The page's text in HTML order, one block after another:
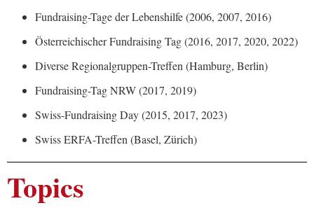
Fundraising-Tage der Lebenshilfe (2006, 2007, 2016)
Österreichischer Fundraising Tag (2016, 2017, 2020, 2022)
Diverse Regionalgruppen-Treffen (Hamburg, Berlin)
Fundraising-Tag NRW (2017, 2019)
Swiss-Fundraising Day (2015, 2017, 2023)
Swiss ERFA-Treffen (Basel, Zürich)
Topics